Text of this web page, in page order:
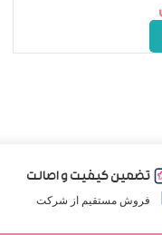
تضمین کیفیت و اصالت
فروش مستقیم از شرکت